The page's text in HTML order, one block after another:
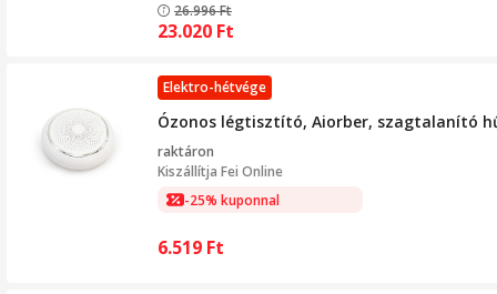
26.996Ft
23.020 Ft
Elektro-hétvége
Ózonos légtisztító, Aiorber, szagtalanító
raktáron
Kiszállítja Fei Online
-25% kuponnal
6.519 Ft